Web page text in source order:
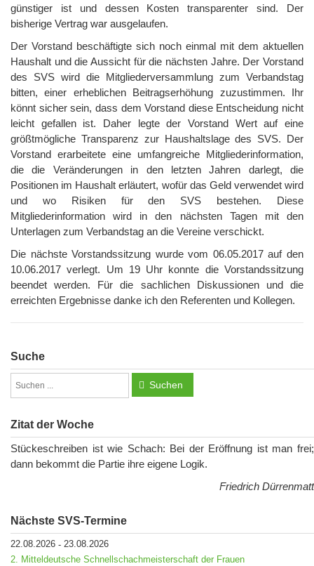
günstiger ist und dessen Kosten transparenter sind. Der
bisherige Vertrag war ausgelaufen.
Der Vorstand beschäftigte sich noch einmal mit dem aktuellen
Haushalt und die Aussicht für die nächsten Jahre. Der Vorstand
des SVS wird die Mitgliederversammlung zum Verbandstag
bitten, einer erheblichen Beitragserhöhung zuzustimmen. Ihr
könnt sicher sein, dass dem Vorstand diese Entscheidung nicht
leicht gefallen ist. Daher legte der Vorstand Wert auf eine
größtmögliche Transparenz zur Haushaltslage des SVS. Der
Vorstand erarbeitete eine umfangreiche Mitgliederinformation,
die die Veränderungen in den letzten Jahren darlegt, die
Positionen im Haushalt erläutert, wofür das Geld verwendet wird
und wo Risiken für den SVS bestehen. Diese
Mitgliederinformation wird in den nächsten Tagen mit den
Unterlagen zum Verbandstag an die Vereine verschickt.
Die nächste Vorstandssitzung wurde vom 06.05.2017 auf den
10.06.2017 verlegt. Um 19 Uhr konnte die Vorstandssitzung
beendet werden. Für die sachlichen Diskussionen und die
erreichten Ergebnisse danke ich den Referenten und Kollegen.
Suche
Suchen
Zitat der Woche
Stückeschreiben ist wie Schach: Bei der Eröffnung ist man frei;
dann bekommt die Partie ihre eigene Logik.
Friedrich Dürrenmatt
Nächste SVS-Termine
22.08.2026 - 23.08.2026
2. Mitteldeutsche Schnellschachmeisterschaft der Frauen